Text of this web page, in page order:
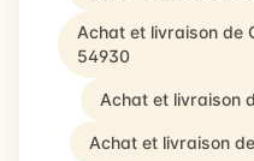
Achat et livraison de
54930
Achat et livraison
Achat et livraison